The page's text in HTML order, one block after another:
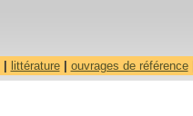
littérature| ouvrages de référence|